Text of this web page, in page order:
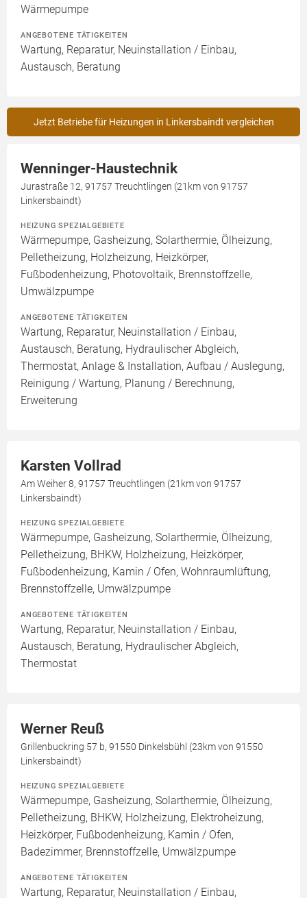
Wärmepumpe
ANGEBOTENE TÄTIGKEITEN
Wartung, Reparatur, Neuinstallation / Einbau,
Austausch, Beratung
Jetzt Betriebe für Heizungen in Linkersbaindt vergleichen
Wenninger-Haustechnik
Jurastraße 12, 91757 Treuchtlingen (21km von 91757
Linkersbaindt)
HEIZUNG SPEZIALGEBIETE
Wärmepumpe, Gasheizung, Solarthermie, Ölheizung,
Pelletheizung, Holzheizung, Heizkörper,
Fußbodenheizung, Photovoltaik, Brennstoffzelle,
Umwälzpumpe
ANGEBOTENE TÄTIGKEITEN
Wartung, Reparatur, Neuinstallation / Einbau,
Austausch, Beratung, Hydraulischer Abgleich,
Thermostat, Anlage & Installation, Aufbau / Auslegung,
Reinigung / Wartung, Planung / Berechnung,
Erweiterung
Karsten Vollrad
Am Weiher 8, 91757 Treuchtlingen (21km von 91757
Linkersbaindt)
HEIZUNG SPEZIALGEBIETE
Wärmepumpe, Gasheizung, Solarthermie, Ölheizung,
Pelletheizung, BHKW, Holzheizung, Heizkörper,
Fußbodenheizung, Kamin / Ofen, Wohnraumlüftung,
Brennstoffzelle, Umwälzpumpe
ANGEBOTENE TÄTIGKEITEN
Wartung, Reparatur, Neuinstallation / Einbau,
Austausch, Beratung, Hydraulischer Abgleich,
Thermostat
Werner Reuß
Grillenbuckring 57 b, 91550 Dinkelsbühl (23km von 91550
Linkersbaindt)
HEIZUNG SPEZIALGEBIETE
Wärmepumpe, Gasheizung, Solarthermie, Ölheizung,
Pelletheizung, BHKW, Holzheizung, Elektroheizung,
Heizkörper, Fußbodenheizung, Kamin / Ofen,
Badezimmer, Brennstoffzelle, Umwälzpumpe
ANGEBOTENE TÄTIGKEITEN
Wartung, Reparatur, Neuinstallation / Einbau,